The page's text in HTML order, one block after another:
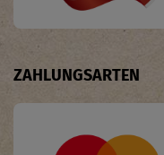
ZAHLUNGSARTEN